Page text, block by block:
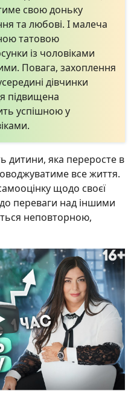
свою доньку
та любові. І малеча
татовою
із чоловіками
Повага, захоплення
дівчинки
підвищена
успішною у
дитини, яка переросте в
все життя.
щодо своєї
переваги над іншими
неповторною,